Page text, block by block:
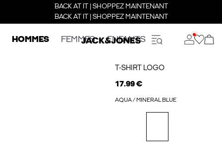
BACK AT IT | SHOPPEZ MAINTENANT
BACK AT IT | SHOPPEZ MAINTENANT
HOMMES FEMMES ENFANTS
T-SHIRT LOGO
17.99 €
AQUA / MINERAL BLUE